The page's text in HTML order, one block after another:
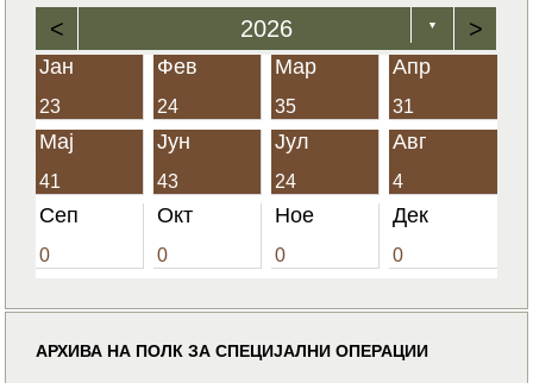
< 2026 ▼ >
Јан
23
Фев
24
Мар
35
Апр
31
Мај
41
Јун
43
Јул
24
Авг
4
Сеп
0
Окт
0
Ное
0
Дек
0
АРХИВА НА ПОЛК ЗА СПЕЦИЈАЛНИ ОПЕРАЦИИ